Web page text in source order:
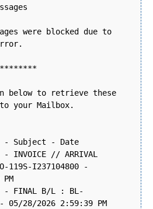
were blocked due to
********
below to retrieve these
your Mailbox.
- Subject - Date
// ARRIVAL
119S-I237104800 -
FINAL B/L : BL-
- 05/28/2026 2:59:39 PM